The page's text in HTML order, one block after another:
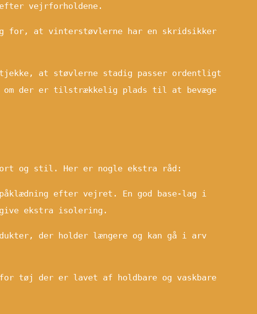
vejrforholdene.
for, at vinterstøvlerne har en skridsikker
at støvlerne stadig passer ordentligt
der er tilstrækkelig plads til at bevæge
og stil. Her er nogle ekstra råd:
efter vejret. En god base-lag i
ekstra isolering.
der holder længere og kan gå i arv
tøj der er lavet af holdbare og vaskbare